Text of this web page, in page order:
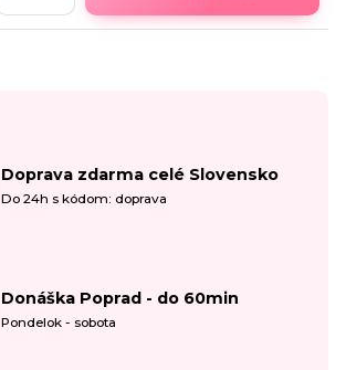
Doprava zdarma celé Slovensko
Do 24h s kódom: doprava
Donáška Poprad - do 60min
Pondelok - sobota